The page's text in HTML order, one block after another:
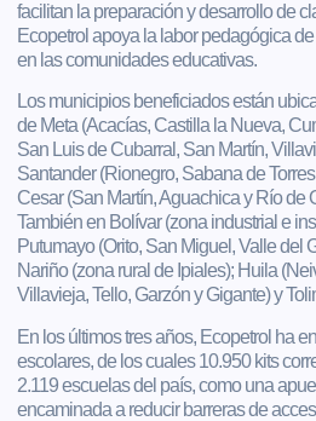
facilitan la preparación y desarrollo de
Ecopetrol apoya la labor pedagógica
en las comunidades educativas.
Los municipios beneficiados están
de Meta (Acacías, Castilla la Nueva,
San Luis de Cubarral, San Martín,
Santander (Rionegro, Sabana de
Cesar (San Martín, Aguachica y Río de
También en Bolívar (zona industrial e
Putumayo (Orito, San Miguel, Valle del
Nariño (zona rural de Ipiales); Huila
Villavieja, Tello, Garzón y Gigante) y
En los últimos tres años, Ecopetrol ha
escolares, de los cuales 10.950 kits
2.119 escuelas del país, como una
encaminada a reducir barreras de